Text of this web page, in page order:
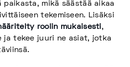
mikä säästää aikaa
tekemiseen. Lisäksi
roolin mukaisesti ,
ja tekee juuri ne asiat, jotka